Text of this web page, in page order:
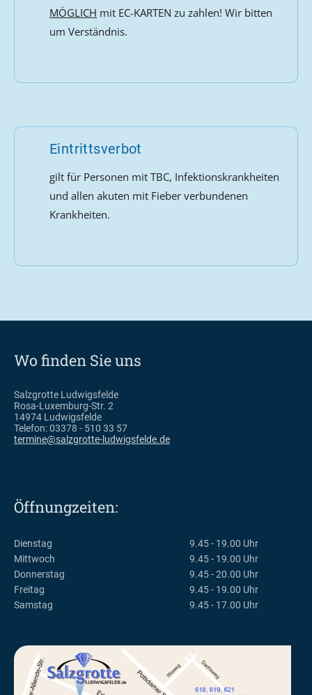
MÖGLICH mit EC-KARTEN zu zahlen! Wir bitten
um Verständnis.
Eintrittsverbot
gilt für Personen mit TBC, Infektionskrankheiten
und allen akuten mit Fieber verbundenen
Krankheiten.
Wo finden Sie uns
Salzgrotte Ludwigsfelde
Rosa-Luxemburg-Str. 2
14974 Ludwigsfelde
Telefon: 03378 - 510 33 57
termine@salzgrotte-ludwigsfelde.de
Öffnungzeiten:
Dienstag
9.45 - 19.00 Uhr
Mittwoch
9.45 - 19.00 Uhr
Donnerstag
9.45 - 20.00 Uhr
Freitag
9.45 - 19.00 Uhr
Samstag
9.45 - 17.00 Uhr